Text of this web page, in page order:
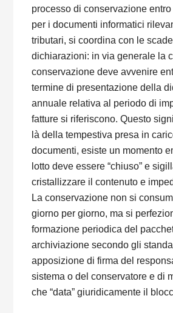
processo di conservazione
per i documenti informatici
tributari, si coordina con le
dichiarazioni: in via generale la
conservazione deve avvenire
termine di presentazione della
annuale relativa al periodo di
fatture si riferiscono. Questo
là della tempestiva presa in
documenti, esiste un momento
lotto deve essere “chiuso” e
cristallizzare il contenuto e
La conservazione non si
giorno per giorno, ma si
formazione periodica del
archiviazione secondo gli
apposizione di firma del
sistema o del conservatore e di
che “data” giuridicamente il